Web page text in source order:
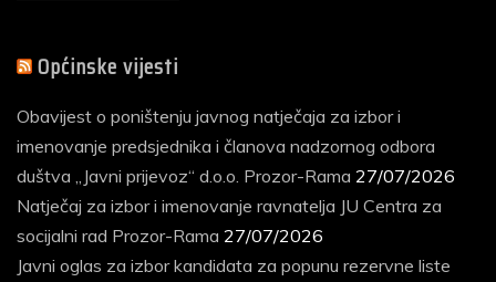
Općinske vijesti
Obavijest o poništenju javnog natječaja za izbor i
imenovanje predsjednika i članova nadzornog odbora
duštva „Javni prijevoz“ d.o.o. Prozor-Rama 27/07/2026
Natječaj za izbor i imenovanje ravnatelja JU Centra za
socijalni rad Prozor-Rama 27/07/2026
Javni oglas za izbor kandidata za popunu rezervne liste